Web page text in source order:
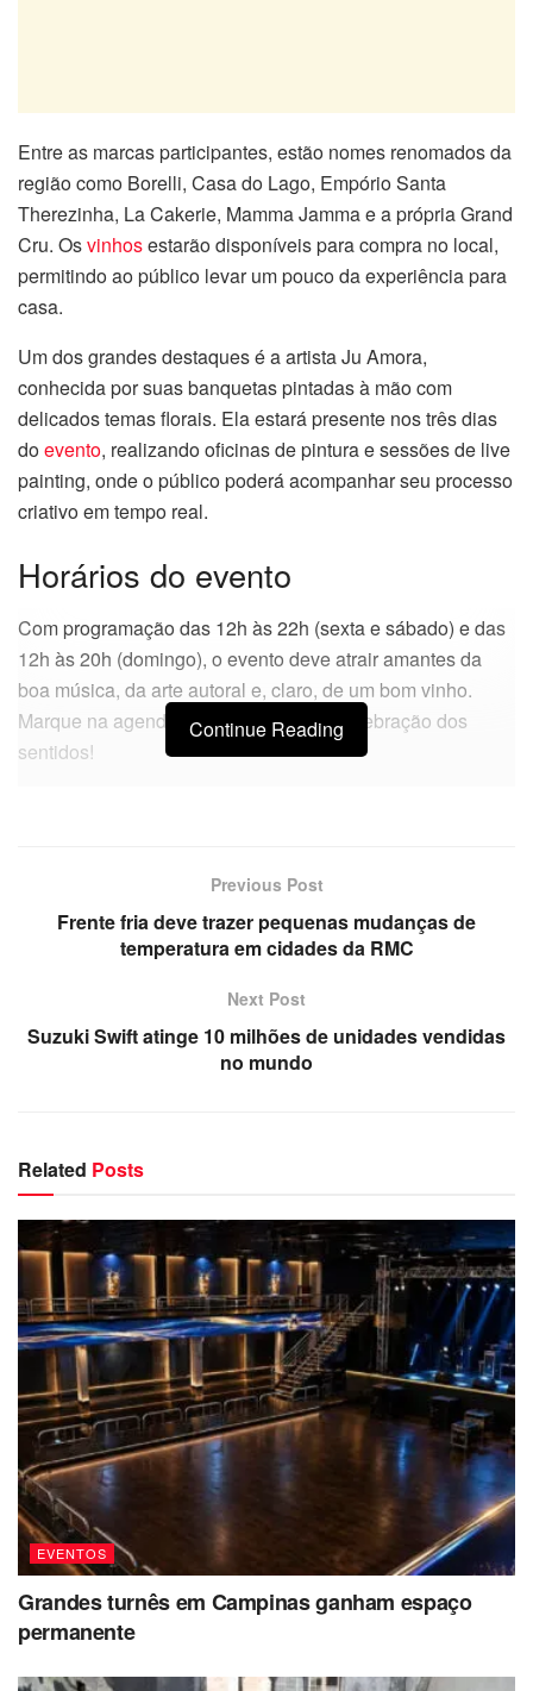
Entre as marcas participantes, estão nomes renomados da
região como Borelli, Casa do Lago, Empório Santa
Therezinha, La Cakerie, Mamma Jamma e a própria Grand
Cru. Osvinhosestarão disponíveis para compra no local,
permitindo ao público levar um pouco da experiência para
casa.
Um dos grandes destaques é a artista Ju Amora,
conhecida por suas banquetas pintadas à mão com
delicados temas florais. Ela estará presente nos três dias
doevento, realizando oficinas de pintura e sessões de live
painting, onde o público poderá acompanhar seu processo
criativo em tempo real.
Horários do evento
Com programação das 12h às 22h (sexta e sábado) e das
12h às 20h (domingo), o evento deve atrair amantes da
boa música, da arte autoral e, claro, de um bom vinho.
Marque na agenda e mergulhe nessa celebração dos
sentidos!
Continue Reading
Previous Post
Frente fria deve trazer pequenas mudanças de
temperatura em cidades da RMC
Next Post
Suzuki Swift atinge 10 milhões de unidades vendidas
no mundo
Related Posts
EVENTOS
Grandes turnês em Campinas ganham espaço
permanente